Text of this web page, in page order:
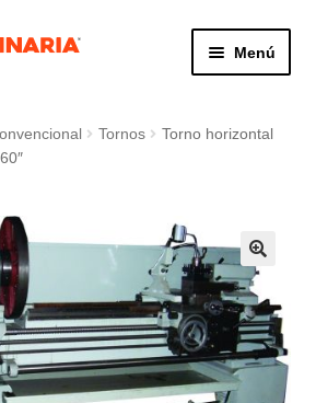
Menú
Tornos
Torno horizontal